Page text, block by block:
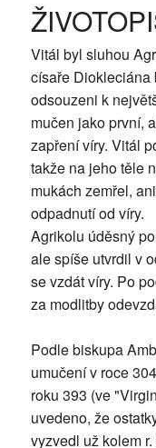
Vitál byl sluhou
císaře Diokleciána
odsouzeni k
mučen jako první,
zapření víry. Vitál
takže na jeho těle
mukách zemřel,
odpadnutí od víry.
Agrikolu úděsný
ale spíše utvrdil v
se vzdát víry. Po
za modlitby
Podle biskupa
umučení v roce
roku 393 (ve
uvedeno, že
vyzvedl už kolem